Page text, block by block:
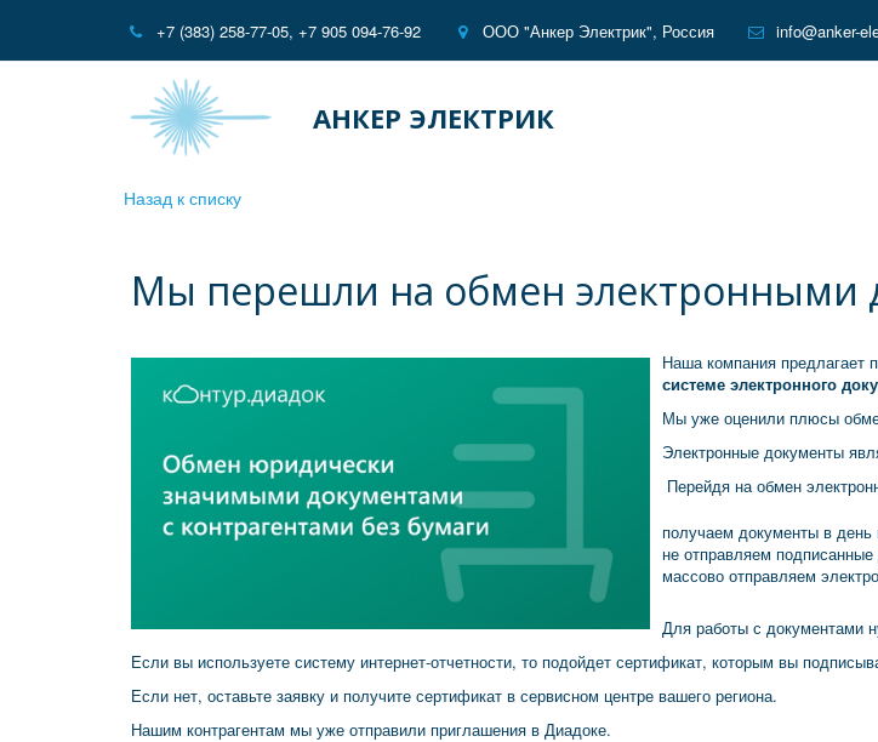
+7 (383) 258-77-05, +7 905 094-76-92 ООО "Анкер Электрик", Россия info@anker-
АНКЕР ЭЛЕКТРИК
Назад к списку
Мы перешли на обмен электронными
Наша компания предлагает
системе электронного
Мы уже оценили плюсы
Электронные документы
Перейдя на обмен
получаем документы в день
не отправляем
массово отправляем
Для работы с документами
Если вы используете систему интернет-отчетности, то подойдет сертификат, которым вы
Если нет, оставьте заявку и получите сертификат в сервисном центре вашего региона.
Нашим контрагентам мы уже отправили приглашения в Диадоке.